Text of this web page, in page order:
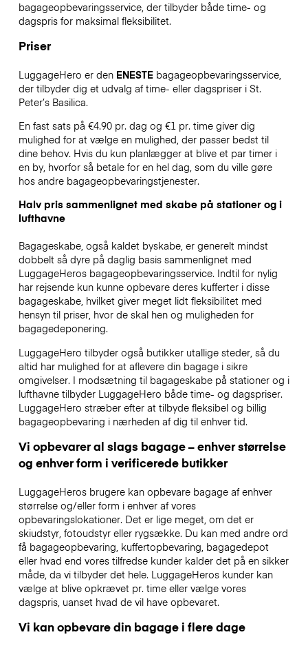
bagageopbevaringsservice, der tilbyder både time- og
dagspris for maksimal fleksibilitet.
Priser
LuggageHero er den ENESTEbagageopbevaringsservice,
der tilbyder dig et udvalg af time- eller dagspriser i St.
Peter’s Basilica.
En fast sats på €4.90 pr. dag og €1 pr. time giver dig
mulighed for at vælge en mulighed, der passer bedst til
dine behov. Hvis du kun planlægger at blive et par timer i
en by, hvorfor så betale for en hel dag, som du ville gøre
hos andre bagageopbevaringstjenester.
Halv pris sammenlignet med skabe på stationer og i
lufthavne
Bagageskabe, også kaldet byskabe, er generelt mindst
dobbelt så dyre på daglig basis sammenlignet med
LuggageHeros bagageopbevaringsservice. Indtil for nylig
har rejsende kun kunne opbevare deres kufferter i disse
bagageskabe, hvilket giver meget lidt fleksibilitet med
hensyn til priser, hvor de skal hen og muligheden for
bagagedeponering.
LuggageHero tilbyder også butikker utallige steder, så du
altid har mulighed for at aflevere din bagage i sikre
omgivelser. I modsætning til bagageskabe på stationer og i
lufthavne tilbyder LuggageHero både time- og dagspriser.
LuggageHero stræber efter at tilbyde fleksibel og billig
bagageopbevaring i nærheden af dig til enhver tid.
Vi opbevarer al slags bagage – enhver størrelse
og enhver form i verificerede butikker
LuggageHeros brugere kan opbevare bagage af enhver
størrelse og/eller form i enhver af vores
opbevaringslokationer. Det er lige meget, om det er
skiudstyr, fotoudstyr eller rygsække. Du kan med andre ord
få bagageopbevaring, kuffertopbevaring, bagagedepot
eller hvad end vores tilfredse kunder kalder det på en sikker
måde, da vi tilbyder det hele. LuggageHeros kunder kan
vælge at blive opkrævet pr. time eller vælge vores
dagspris, uanset hvad de vil have opbevaret.
Vi kan opbevare din bagage i flere dage